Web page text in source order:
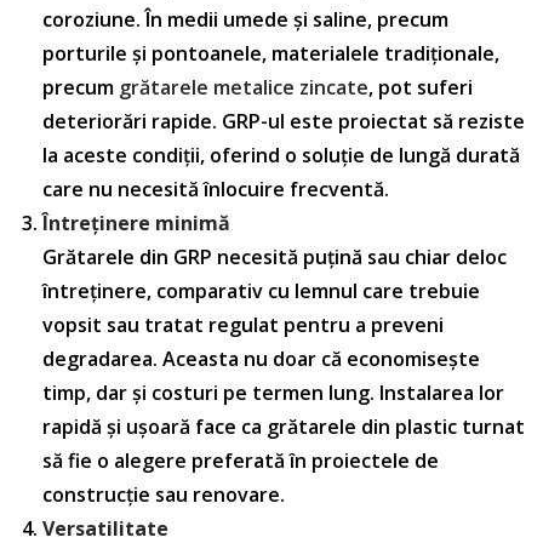
coroziune. În medii umede și saline, precum
porturile și pontoanele, materialele tradiționale,
precum grătarele metalice zincate, pot suferi
deteriorări rapide. GRP-ul este proiectat să reziste
la aceste condiții, oferind o soluție de lungă durată
care nu necesită înlocuire frecventă.
Întreținere minimă
Grătarele din GRP necesită puțină sau chiar deloc
întreținere, comparativ cu lemnul care trebuie
vopsit sau tratat regulat pentru a preveni
degradarea. Aceasta nu doar că economisește
timp, dar și costuri pe termen lung. Instalarea lor
rapidă și ușoară face ca grătarele din plastic turnat
să fie o alegere preferată în proiectele de
construcție sau renovare.
Versatilitate